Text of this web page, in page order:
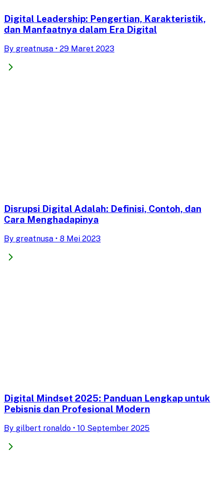
Digital Leadership: Pengertian, Karakteristik,
dan Manfaatnya dalam Era Digital
By greatnusa • 29 Maret 2023
Disrupsi Digital Adalah: Definisi, Contoh, dan
Cara Menghadapinya
By greatnusa • 8 Mei 2023
Digital Mindset 2025: Panduan Lengkap untuk
Pebisnis dan Profesional Modern
By gilbert ronaldo • 10 September 2025